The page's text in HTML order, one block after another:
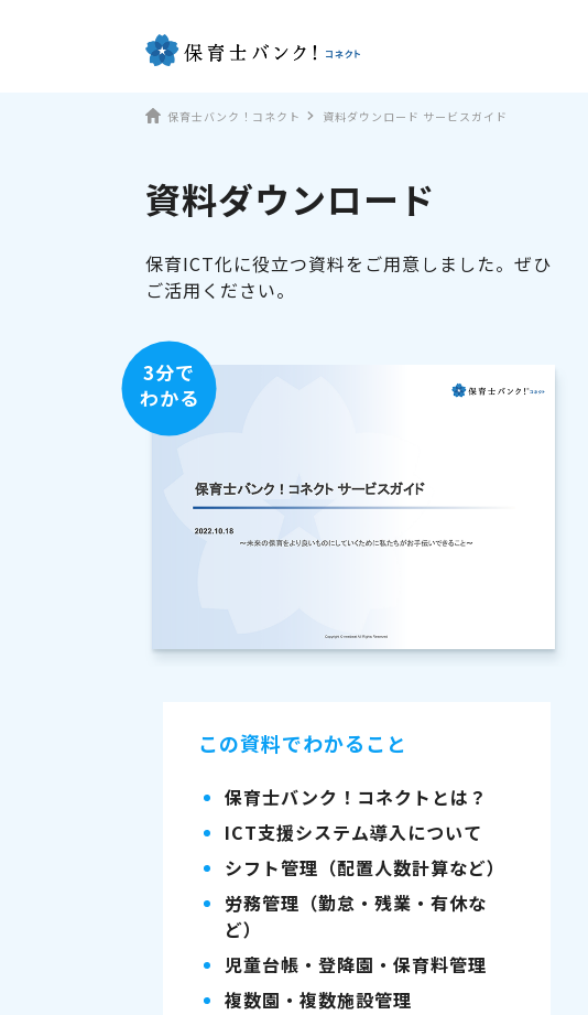
保育士バンク！コネクト 資料ダウンロード サービスガイド
資料ダウンロード
保育ICT化に役立つ資料をご用意しました。ぜひ
ご活用ください。
3分で
わかる
この資料でわかること
保育士バンク！コネクトとは？
ICT支援システム導入について
シフト管理（配置人数計算など）
労務管理（勤怠・残業・有休な
ど）
児童台帳・登降園・保育料管理
複数園・複数施設管理